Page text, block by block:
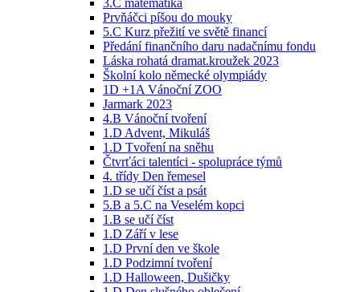
Prvňáčci píšou do mouky
5.C Kurz přežití ve světě financí
Předání finančního daru nadačnímu fondu
Láska rohatá dramat.kroužek 2023
Školní kolo německé olympiády
1D +1A Vánoční ZOO
Jarmark 2023
4.B Vánoční tvoření
1.D Advent, Mikuláš
1.D Tvoření na sněhu
Čtvrťáci talentíci - spolupráce týmů
4. třídy Den řemesel
1.D se učí číst a psát
5.B a 5.C na Veselém kopci
1.B se učí číst
1.D Září v lese
1.D První den ve škole
1.D Podzimní tvoření
1.D Halloween, Dušičky